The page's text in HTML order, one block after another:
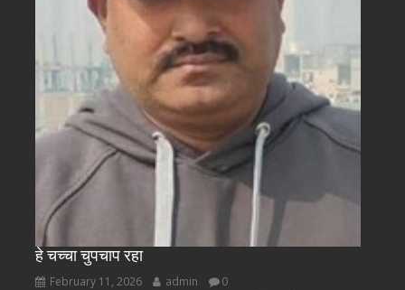
हे चच्चा चुपचाप रहा
February 11, 2026 admin 0